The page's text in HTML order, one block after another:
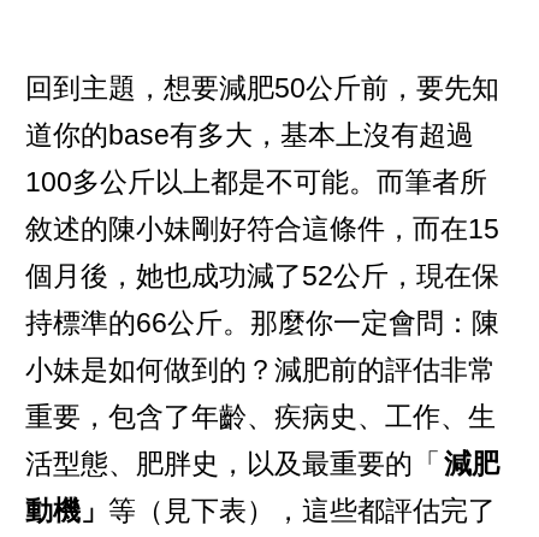
回到主題，想要減肥50公斤前，要先知
道你的base有多大，基本上沒有超過
100多公斤以上都是不可能。而筆者所
敘述的陳小妹剛好符合這條件，而在15
個月後，她也成功減了52公斤，現在保
持標準的66公斤。那麼你一定會問：陳
小妹是如何做到的？減肥前的評估非常
重要，包含了年齡、疾病史、工作、生
活型態、肥胖史，以及最重要的「 減肥
動機」 等（見下表），這些都評估完了